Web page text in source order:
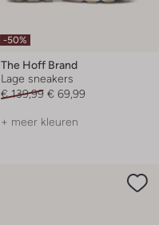
-50%
The Hoff Brand
Lage sneakers
€ 139,99 € 69,99
+ meer kleuren